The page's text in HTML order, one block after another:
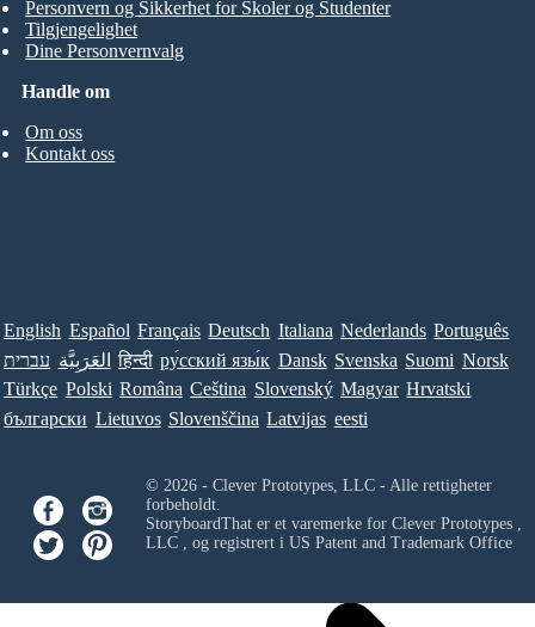
Handle om
Om oss
Kontakt oss
Personvern og Sikkerhet for Skoler og Studenter
Tilgjengelighet
Dine Personvernvalg
English Español Français Deutsch Italiana Nederlands Português
עברית العَرَبِيَّة हिन्दी ру́сский язы́к Dansk Svenska Suomi Norsk
Türkçe Polski Româna Ceština Slovenský Magyar Hrvatski
български Lietuvos Slovenščina Latvijas eesti
© 2026 - Clever Prototypes, LLC - Alle rettigheter
forbeholdt.
StoryboardThat er et varemerke for Clever Prototypes ,
LLC, og registrert i US Patent and Trademark Office